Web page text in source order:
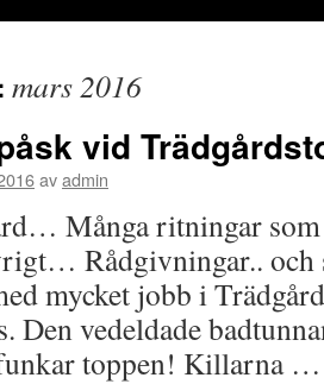
mars 2016
vid
avadmin
Många ritningar
Rådgivningar.. och
mycket jobb i
Den vedeldade
toppen! Killarna